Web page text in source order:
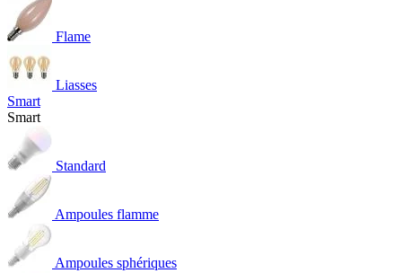
Flame
Liasses
Smart
Smart
Standard
Ampoules flamme
Ampoules sphériques